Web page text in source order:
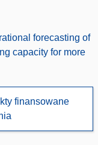
forecasting of
capacity for more
finansowane